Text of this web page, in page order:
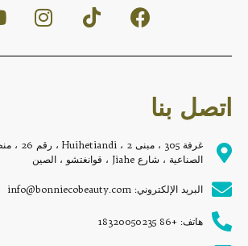
اتصل بنا
الصناعية ، شارع Jiahe ، قوانغتشو ، الصين
البريد الإلكتروني: info@bonniecobeauty.com
هاتف: +86 18320050235